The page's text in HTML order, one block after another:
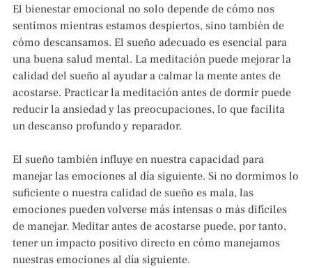
El bienestar emocional no solo depende de cómo nos
sentimos mientras estamos despiertos, sino también de
cómo descansamos. El sueño adecuado es esencial para
una buena salud mental. La meditación puede mejorar la
calidad del sueño al ayudar a calmar la mente antes de
acostarse. Practicar la meditación antes de dormir puede
reducir la ansiedad y las preocupaciones, lo que facilita
un descanso profundo y reparador.
El sueño también influye en nuestra capacidad para
manejar las emociones al día siguiente. Si no dormimos lo
suficiente o nuestra calidad de sueño es mala, las
emociones pueden volverse más intensas o más difíciles
de manejar. Meditar antes de acostarse puede, por tanto,
tener un impacto positivo directo en cómo manejamos
nuestras emociones al día siguiente.